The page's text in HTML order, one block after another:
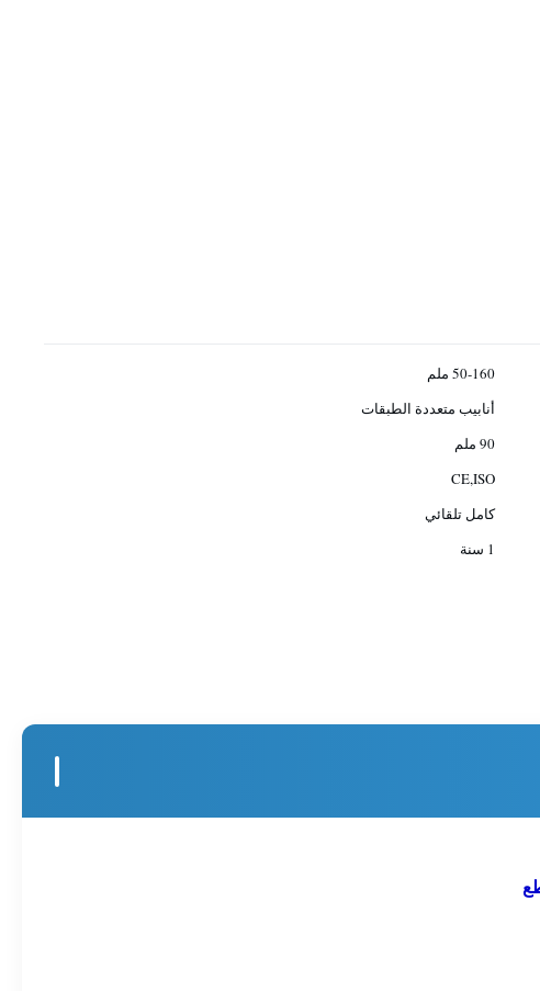
50-160 ملم
أنابيب متعددة الطبقات
90 ملم
CE,ISO
كامل تلقائي
1 سنة